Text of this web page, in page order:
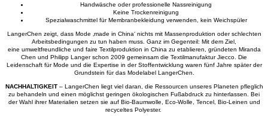
Handwäsche oder professionelle Nassreinigung
Keine Trockenreinigung
Spezialwaschmittel für Membranbekleidung verwenden, kein Weichspüler
LangerChen zeigt, dass Mode ‚made in China‘ nichts mit Massenproduktion oder schlechten
Arbeitsbedingungen zu tun haben muss. Ganz im Gegenteil: Mit dem Ziel,
eine umweltfreundliche und faire Textilproduktion in China zu etablieren, gründeten Miranda
Chen und Philipp Langer schon 2009 gemeinsam die Textilmanufaktur Jiecco. Die
Leidenschaft für Mode und die Expertise in der Stoffentwicklung waren fünf Jahre später der
Grundstein für das Modelabel LangerChen.
NACHHALTIGKEIT– LangerChen liegt viel daran, die Ressourcen unseres Planeten pfleglich
zu behandeln und einen möglichst geringen ökologischen Fußabdruck zu hinterlassen. Bei
der Wahl ihrer Materialien setzen sie auf Bio-Baumwolle, Eco-Wolle, Tencel, Bio-Leinen und
recyceltes Polyester.